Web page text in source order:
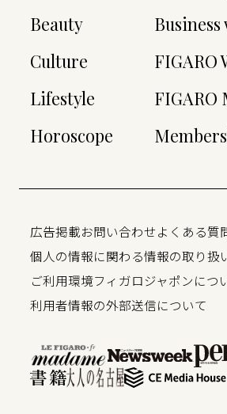
Beauty
Culture
Lifestyle
Horoscope
FIGARO
FIGARO
広告掲載お問い合わせよくある質
個人の情報に関わる情報の取り扱
ご利用環境フィガロジャポンにつ
利用者情報の外部送信について